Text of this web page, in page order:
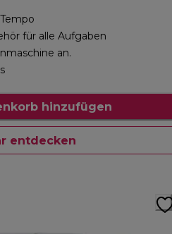
für alle Aufgaben
an.
hinzufügen
entdecken